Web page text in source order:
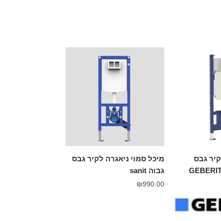
גבס
מיכל סמוי ניאגרה לקיר גבס
גבוה sanit
₪990.00